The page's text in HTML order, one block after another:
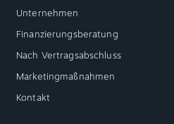
Unternehmen
Finanzierungsberatung
Nach Vertragsabschluss
Marketingmaßnahmen
Kontakt